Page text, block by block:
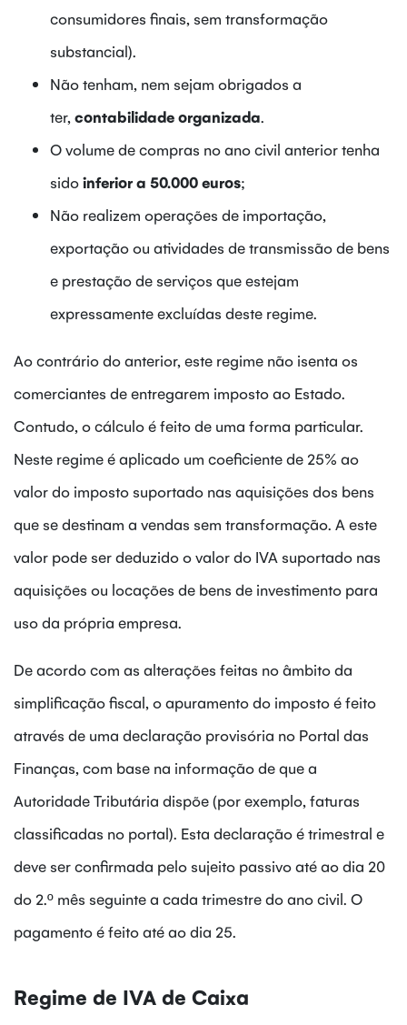
consumidores finais, sem transformação
substancial).
Não tenham, nem sejam obrigados a
ter, contabilidade organizada.
O volume de compras no ano civil anterior tenha
sidoinferior a 50.000 euros;
Não realizem operações de importação,
exportação ou atividades de transmissão de bens
e prestação de serviços que estejam
expressamente excluídas deste regime.
Ao contrário do anterior, este regime não isenta os
comerciantes de entregarem imposto ao Estado.
Contudo, o cálculo é feito de uma forma particular.
Neste regime é aplicado um coeficiente de 25% ao
valor do imposto suportado nas aquisições dos bens
que se destinam a vendas sem transformação. A este
valor pode ser deduzido o valor do IVA suportado nas
aquisições ou locações de bens de investimento para
uso da própria empresa.
De acordo com as alterações feitas no âmbito da
simplificação fiscal, o apuramento do imposto é feito
através de uma declaração provisória no Portal das
Finanças, com base na informação de que a
Autoridade Tributária dispõe (por exemplo, faturas
classificadas no portal). Esta declaração é trimestral e
deve ser confirmada pelo sujeito passivo até ao dia 20
do 2.º mês seguinte a cada trimestre do ano civil. O
pagamento é feito até ao dia 25.
Regime de IVA de Caixa